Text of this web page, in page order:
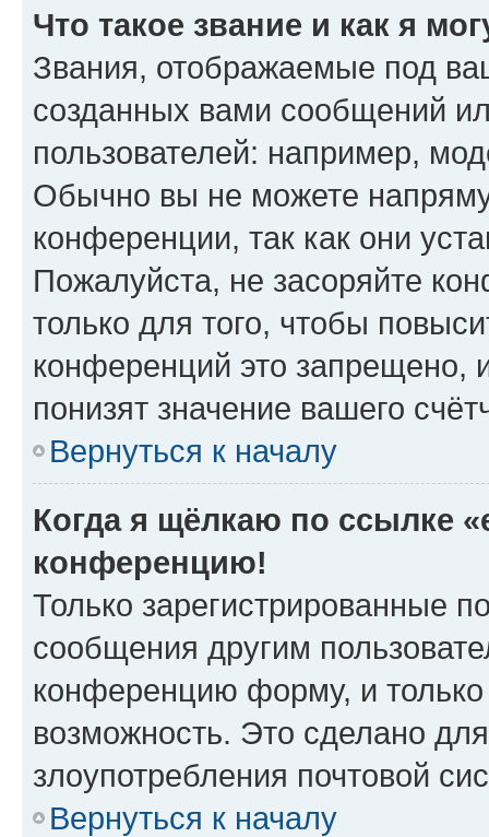
Что такое звание и как я
Звания, отображаемые под
созданных вами сообщений
пользователей: например,
Обычно вы не можете
конференции, так как они
Пожалуйста, не засоряйте
только для того, чтобы
конференций это запрещено,
понизят значение вашего
Вернуться к началу
Когда я щёлкаю по ссылке
конференцию!
Только зарегистрированные
сообщения другим
конференцию форму, и
возможность. Это сделано
злоупотребления почтовой
Вернуться к началу